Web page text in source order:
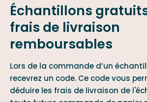
Échantillons
frais de livraison
remboursables
Lors de la commande d’un
recevrez un code. Ce code vous
déduire les frais de livraison de